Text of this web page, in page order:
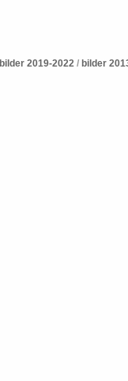
bilder 2019-2022 / bilder